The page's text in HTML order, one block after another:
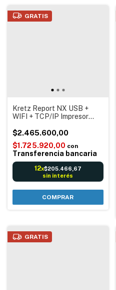
GRATIS
Kretz Report NX USB +
WIFI + TCP/IP Impresor
Balanza Digital electrónica
Código barras Reportes
Itegra + Rollos de Etiquetas
55x44
$2.465.600,00
$1.725.920,00 con
Transferencia bancaria
12x$205.466,67
sin interés
GRATIS